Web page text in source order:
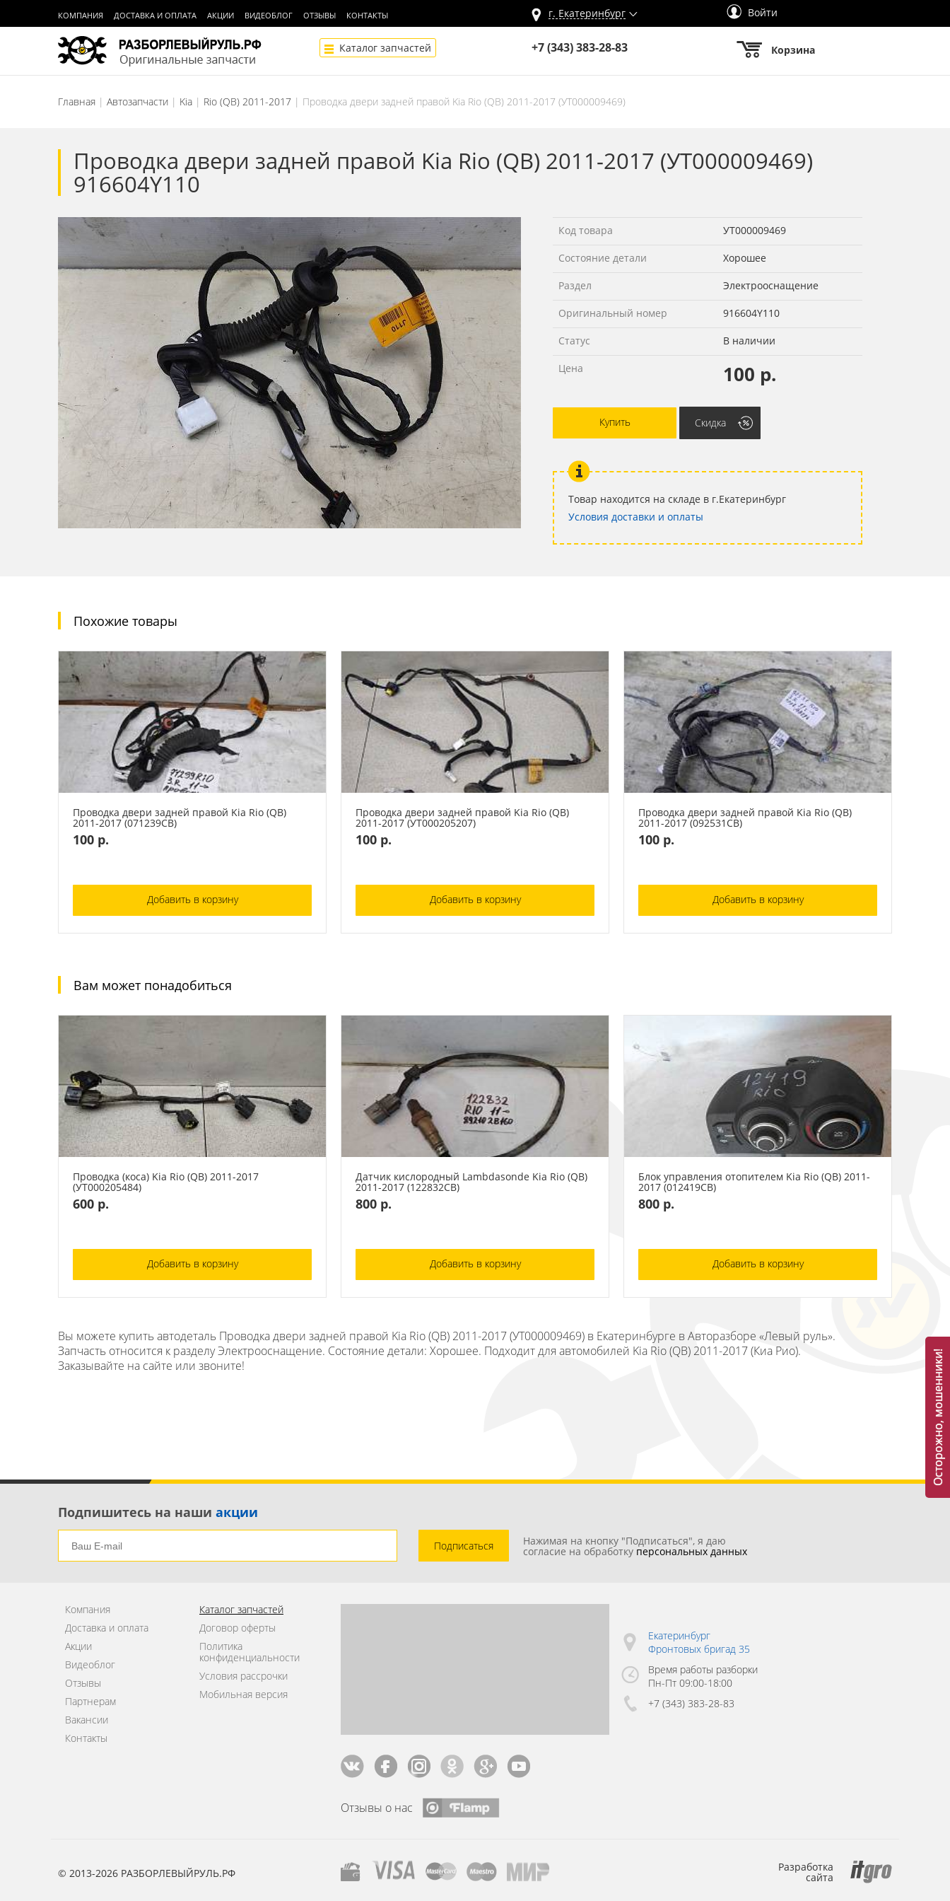
КОМПАНИЯ ДОСТАВКА И ОПЛАТА АКЦИИ ВИДЕОБЛОГ ОТЗЫВЫ КОНТАКТЫ г. Екатеринбург Войти
Каталог запчастей +7 (343) 383-28-83 Корзина
Главная Автозапчасти Kia Rio (QB) 2011-2017 Проводка двери задней правой Kia Rio (QB) 2011-2017 (УТ000009469)
Проводка двери задней правой Kia Rio (QB) 2011-2017 (УТ000009469)
916604Y110
Код товара УТ000009469
Состояние детали Хорошее
Раздел Электрооснащение
Оригинальный номер 916604Y110
Статус В наличии
Цена 100 р.
Купить Скидка
Товар находится на складе в г.Екатеринбург
Условия доставки и оплаты
Похожие товары
Проводка двери задней правой Kia Rio (QB)
2011-2017 (071239СВ)
100 р.
Добавить в корзину
Проводка двери задней правой Kia Rio (QB)
2011-2017 (УТ000205207)
100 р.
Добавить в корзину
Проводка двери задней правой Kia Rio (QB)
2011-2017 (092531СВ)
100 р.
Добавить в корзину
Вам может понадобиться
Проводка (коса) Kia Rio (QB) 2011-2017
(УТ000205484)
600 р.
Добавить в корзину
Датчик кислородный Lambdasonde Kia Rio (QB)
2011-2017 (122832СВ)
800 р.
Добавить в корзину
Блок управления отопителем Kia Rio (QB) 2011-
2017 (012419СВ)
800 р.
Добавить в корзину
Вы можете купить автодеталь Проводка двери задней правой Kia Rio (QB) 2011-2017 (УТ000009469) в Екатеринбурге в Авторазборе «Левый руль».
Запчасть относится к разделу Электрооснащение. Состояние детали: Хорошее. Подходит для автомобилей Kia Rio (QB) 2011-2017 (Киа Рио).
Заказывайте на сайте или звоните!
Подпишитесь на наши акции
Подписаться Нажимая на кнопку "Подписаться", я даю
согласие на обработку персональных данных
Компания
Доставка и оплата
Акции
Видеоблог
Отзывы
Партнерам
Вакансии
Контакты
Каталог запчастей
Договор оферты
Политика
конфиденциальности
Условия рассрочки
Мобильная версия
Отзывы о нас
Екатеринбург
Фронтовых бригад 35
Время работы разборки
Пн-Пт 09:00-18:00
+7 (343) 383-28-83
© 2013-2026 РАЗБОРЛЕВЫЙРУЛЬ.РФ Разработка
сайта
Осторожно, мошенники!